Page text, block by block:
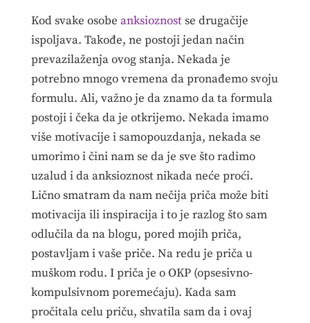
Kod svake osobe anksioznostse drugačije
ispoljava. Takođe, ne postoji jedan način
prevazilaženja ovog stanja. Nekada je
potrebno mnogo vremena da pronađemo svoju
formulu. Ali, važno je da znamo da ta formula
postoji i čeka da je otkrijemo. Nekada imamo
više motivacije i samopouzdanja, nekada se
umorimo i čini nam se da je sve što radimo
uzalud i da anksioznost nikada neće proći.
Lično smatram da nam nečija priča može biti
motivacija ili inspiracija i to je razlog što sam
odlučila da na blogu, pored mojih priča,
postavljam i vaše priče. Na redu je priča u
muškom rodu. I priča je o OKP (opsesivno-
kompulsivnom poremećaju). Kada sam
pročitala celu priču, shvatila sam da i ovaj